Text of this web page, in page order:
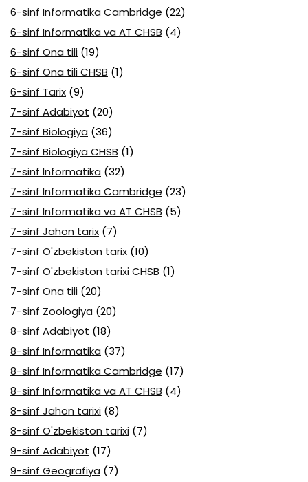
6-sinf Informatika Cambridge (22)
6-sinf Informatika va AT CHSB (4)
6-sinf Ona tili (19)
6-sinf Ona tili CHSB (1)
6-sinf Tarix (9)
7-sinf Adabiyot (20)
7-sinf Biologiya (36)
7-sinf Biologiya CHSB (1)
7-sinf Informatika (32)
7-sinf Informatika Cambridge (23)
7-sinf Informatika va AT CHSB (5)
7-sinf Jahon tarix (7)
7-sinf O'zbekiston tarix (10)
7-sinf O'zbekiston tarixi CHSB (1)
7-sinf Ona tili (20)
7-sinf Zoologiya (20)
8-sinf Adabiyot (18)
8-sinf Informatika (37)
8-sinf Informatika Cambridge (17)
8-sinf Informatika va AT CHSB (4)
8-sinf Jahon tarixi (8)
8-sinf O'zbekiston tarixi (7)
9-sinf Adabiyot (17)
9-sinf Geografiya (7)